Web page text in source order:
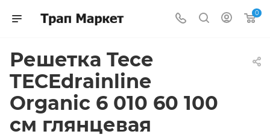
0
Решетка Tece
TECEdrainline
Organic 6 010 60 100
см глянцевая